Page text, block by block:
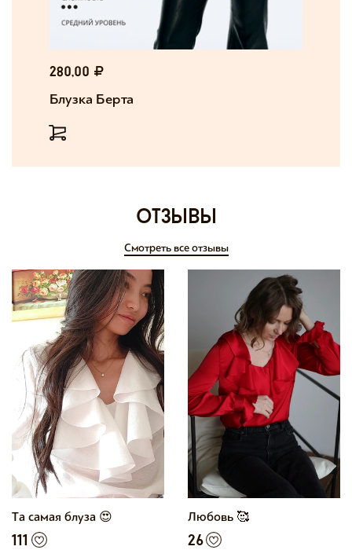
280,00
Блузка Берта
отзывы
Смотреть все отзывы
Та самая блуза 😍
111
Любовь 🥰
26